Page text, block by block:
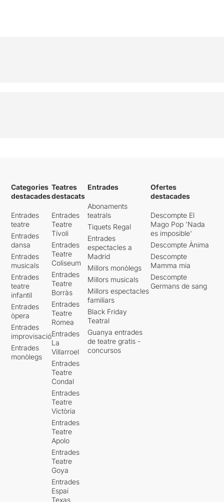
Categories
destacades
Entrades
teatre
Entrades
dansa
Entrades
musicals
Entrades
teatre
infantil
Entrades
òpera
Entrades
improvisació
Entrades
monòlegs
Teatres
destacats
Entrades
Teatre
Tívoli
Entrades
Teatre
Coliseum
Entrades
Teatre
Borràs
Entrades
Teatre
Romea
Entrades
La
Villarroel
Entrades
Teatre
Condal
Entrades
Teatre
Victòria
Entrades
Teatre
Apolo
Entrades
Teatre
Goya
Entrades
Espai
Texas
Entrades
Abonaments
teatrals
Tiquets Regal
Entrades
espectacles a
Madrid
Millors monòlegs
Millors musicals
Millors espectacles
familiars
Black Friday
Teatral
Guanya entrades
de teatre gratis -
concursos
Ofertes
destacades
Descompte El
Mago Pop 'Nada
es imposible'
Descompte Ànima
Descompte
Mamma mia
Descompte
Germans de sang